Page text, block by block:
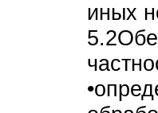
иных